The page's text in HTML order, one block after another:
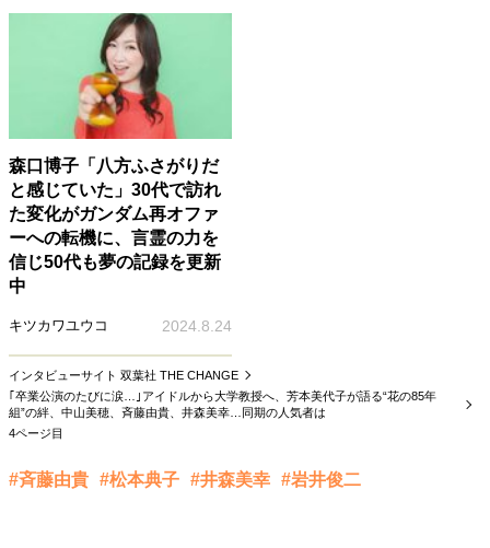
森口博子「八方ふさがりだ
と感じていた」30代で訪れ
た変化がガンダム再オファ
ーへの転機に、言霊の力を
信じ50代も夢の記録を更新
中
キツカワユウコ 2024.8.24
インタビューサイト 双葉社 THE CHANGE
｢卒業公演のたびに涙…｣アイドルから大学教授へ、芳本美代子が語る“花の85年
組”の絆、中山美穂、斉藤由貴、井森美幸…同期の人気者は
4ページ目
#斉藤由貴 #松本典子 #井森美幸 #岩井俊二